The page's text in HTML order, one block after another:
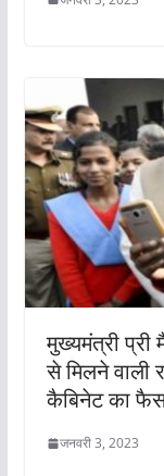
मुख्यमंत्री प्री
से मिलने वाली
कैबिनेट का
जनवरी 3, 2023